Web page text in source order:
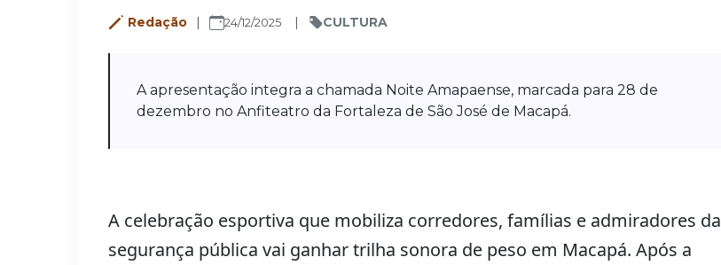
Redação 24/12/2025 CULTURA
A apresentação integra a chamada Noite Amapaense, marcada para 28 de
dezembro no Anfiteatro da Fortaleza de São José de Macapá.
A celebração esportiva que mobiliza corredores, famílias e admiradores da
segurança pública vai ganhar trilha sonora de peso em Macapá. Após a